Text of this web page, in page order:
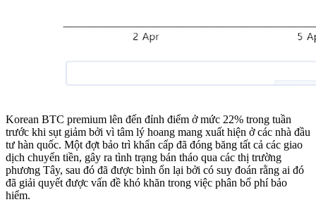
Korean BTC premium lên đến đỉnh điểm ở mức 22% trong tuần
trước khi sụt giảm bởi vì tâm lý hoang mang xuất hiện ở các nhà đầu
tư hàn quốc. Một đợt bảo trì khẩn cấp đã đóng băng tất cả các giao
dịch chuyển tiền, gây ra tình trạng bán tháo qua các thị trường
phương Tây, sau đó đã được bình ổn lại bởi có suy đoán rằng ai đó
đã giải quyết được vấn đề khó khăn trong việc phân bổ phí bảo
hiểm.